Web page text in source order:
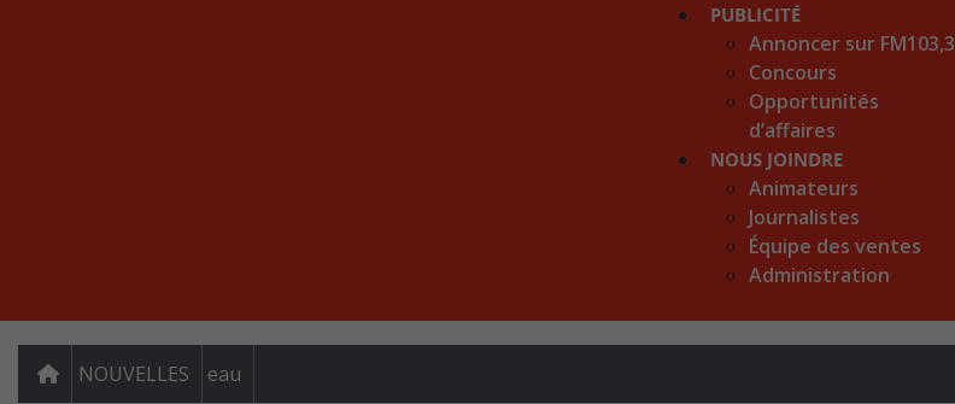
PUBLICITÉ
Annoncer sur FM103,3
Concours
Opportunités
d’affaires
NOUS JOINDRE
Animateurs
Journalistes
Équipe des ventes
Administration
NOUVELLES eau